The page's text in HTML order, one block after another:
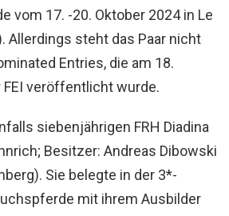
vom 17. -20. Oktober 2024 in Le
Allerdings steht das Paar nicht
Entries, die am 18.
veröffentlicht wurde.
siebenjährigen FRH Diadina
Besitzer: Andreas Dibowski
Sie belegte in der 3*-
mit ihrem Ausbilder